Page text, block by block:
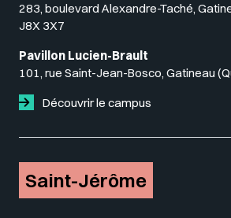
283, boulevard Alexandre-Taché,
J8X 3X7
Pavillon Lucien-Brault
101, rue Saint-Jean-Bosco, Gatineau
Découvrir le campus
Saint-Jérôme